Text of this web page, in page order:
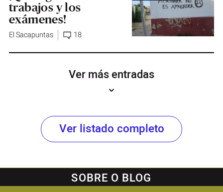
trabajos y los
exámenes!
El Sacapuntas 18
Ver más entradas
Ver listado completo
SOBRE O BLOG